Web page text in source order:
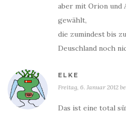
aber mit Orion und
gewählt,
die zumindest bis
Deuschland noch
ELKE
Freitag, 6. Januar 2012
Das ist eine total